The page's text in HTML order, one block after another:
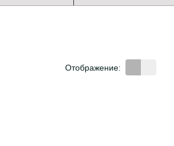
Отображение: